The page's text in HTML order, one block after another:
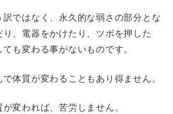
ではなく、永久的な弱さの部分とな
、電器をかけたり、ツボを押した
も変わる事がないものです。
体質が変わることもあり得ません。
変われば、苦労しません。